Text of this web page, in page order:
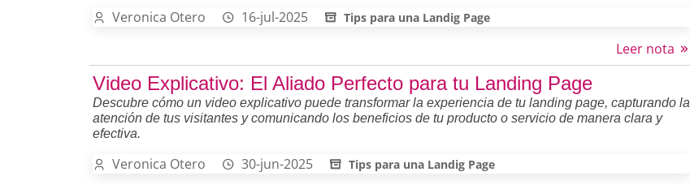
Veronica Otero 16-jul-2025 Tips para una Landig Page
Leer nota
Video Explicativo: El Aliado Perfecto para tu Landing Page
Descubre cómo un video explicativo puede transformar la experiencia de tu landing page, capturando la
atención de tus visitantes y comunicando los beneficios de tu producto o servicio de manera clara y
efectiva.
Veronica Otero 30-jun-2025 Tips para una Landig Page